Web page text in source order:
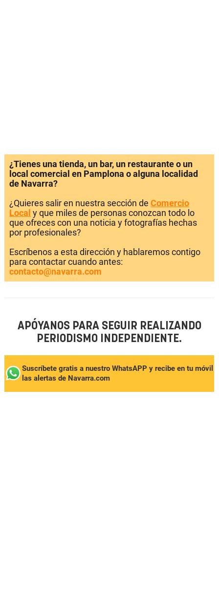
¿Tienes una tienda, un bar, un restaurante o un
local comercial en Pamplona o alguna localidad
de Navarra?
¿Quieres salir en nuestra sección de Comercio
Local y que miles de personas conozcan todo lo
que ofreces con una noticia y fotografías hechas
por profesionales?
Escríbenos a esta dirección y hablaremos contigo
para contactar cuando antes:
contacto@navarra.com
APÓYANOS PARA SEGUIR REALIZANDO
PERIODISMO INDEPENDIENTE.
Suscríbete gratis a nuestro WhatsAPP y recibe en tu móvil
las alertas de Navarra.com